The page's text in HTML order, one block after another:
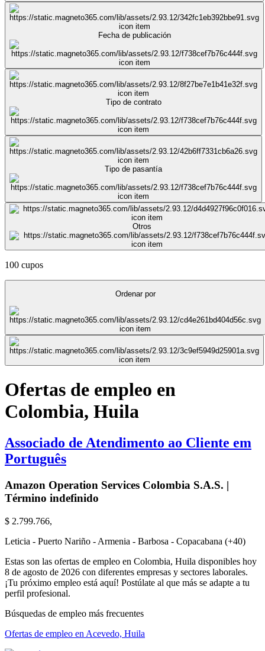
Fecha de publicación
Tipo de contrato
Tipo de pasantía
Otros
100 cupos
Ordenar por
Ofertas de empleo en
Colombia, Huila
Associado de Atendimento ao Cliente em
Português
Amazon Operation Services Colombia S.A.S. |
Término indefinido
$ 2.799.766,
Leticia - Puerto Nariño - Armenia - Barbosa - Copacabana (+40)
Estas son las ofertas de empleo en Colombia, Huila disponibles hoy
8 de agosto de 2026 con diferentes empresas y sectores laborales.
¡Tu próximo empleo está aquí! Postúlate al que más se adapte a tu
perfil profesional.
Búsquedas de empleo más frecuentes
Ofertas de empleo en Acevedo, Huila